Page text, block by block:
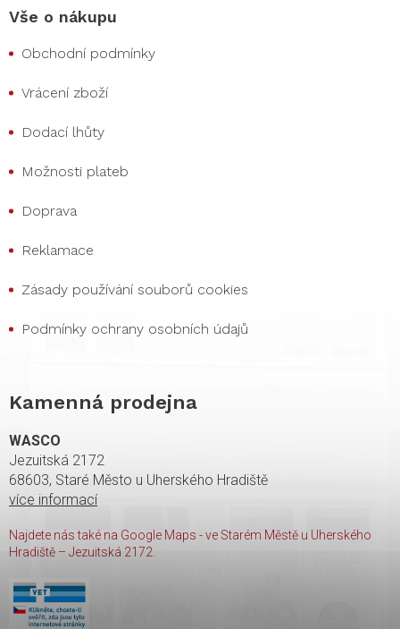
Vše o nákupu
Obchodní podmínky
Vrácení zboží
Dodací lhůty
Možnosti plateb
Doprava
Reklamace
Zásady používání souborů cookies
Podmínky ochrany osobních údajů
Kamenná prodejna
WASCO
Jezuitská 2172
68603, Staré Město u Uherského Hradiště
více informací
Najdete nás také na Google Maps - ve Starém Městě u Uherského
Hradiště – Jezuitská 2172.